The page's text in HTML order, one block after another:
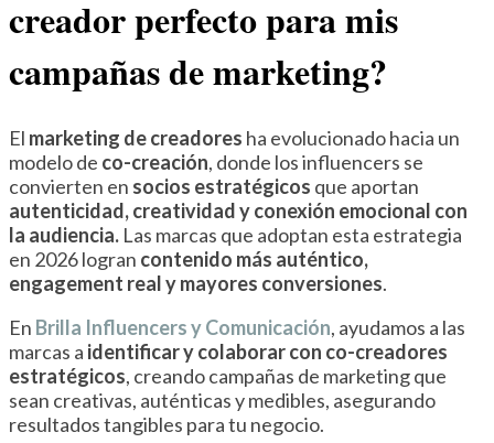
creador perfecto para mis
campañas de marketing?
El marketing de creadores ha evolucionado hacia un
modelo de co-creación, donde los influencers se
convierten en socios estratégicos que aportan
autenticidad, creatividad y conexión emocional con
la audiencia. Las marcas que adoptan esta estrategia
en 2026 logran contenido más auténtico,
engagement real y mayores conversiones.
En Brilla Influencers y Comunicación, ayudamos a las
marcas a identificar y colaborar con co-creadores
estratégicos, creando campañas de marketing que
sean creativas, auténticas y medibles, asegurando
resultados tangibles para tu negocio.